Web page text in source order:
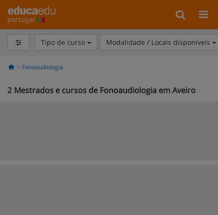
portugal
Tipo de curso Modalidade / Locais disponíveis
Fonoaudiologia
2 Mestrados e cursos de Fonoaudiologia em Aveiro